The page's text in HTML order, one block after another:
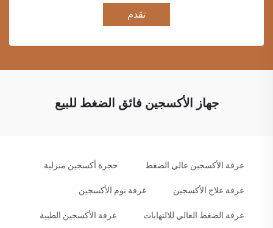
تقدم
جهاز الأكسجين فائق الضغط للبيع
غرفة الأكسجين عالي الضغط حجرة أكسجين منزلية
غرفة علاج الأكسجين غرفة نوم الأكسجين
غرفة الضغط العالي للالتهابات غرفة الأكسجين الطبية